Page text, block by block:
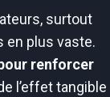
surtout
en plus vaste.
renforcer
l’effet tangible